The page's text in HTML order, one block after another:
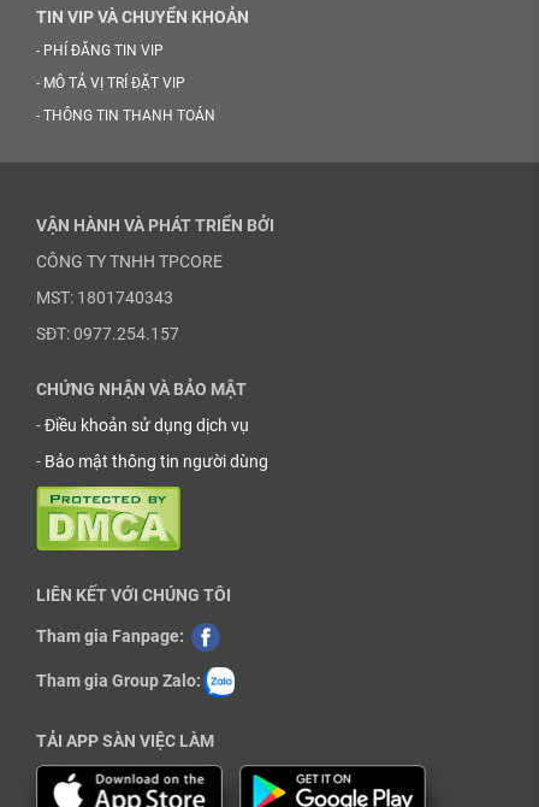
TIN VIP VÀ CHUYỂN KHOẢN
- PHÍ ĐĂNG TIN VIP
- MÔ TẢ VỊ TRÍ ĐẶT VIP
- THÔNG TIN THANH TOÁN
VẬN HÀNH VÀ PHÁT TRIỂN BỞI
CÔNG TY TNHH TPCORE
MST: 1801740343
SĐT: 0977.254.157
CHỨNG NHẬN VÀ BẢO MẬT
-Điều khoản sử dụng dịch vụ
- Bảo mật thông tin người dùng
LIÊN KẾT VỚI CHÚNG TÔI
Tham gia Fanpage:
Tham gia Group Zalo:
TẢI APP SÀN VIỆC LÀM